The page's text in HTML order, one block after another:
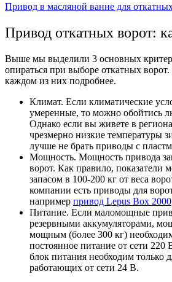
Привод в масляной ванне для
Привод откатных ворот:
Выше мы выделили 3 основных
опираться при выборе откатных
каждом из них подробнее.
Климат. Если климатические
умеренные, то можно обойтись
Однако если вы живете в
чрезмерно низкие температуры
лучше не брать приводы с
Мощность. Мощность привода
ворот. Как правило, показатели
запасом в 100-200 кг от веса
компании есть приводы для
например привод Lepus Box 2000
Питание. Если маломощные
резервными аккумуляторами,
мощным (более 300 кг)
постоянное питание от сети 220
блок питания необходим только
работающих от сети 24 В.